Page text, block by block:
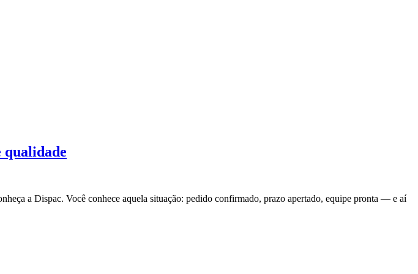
qualidade
a Dispac. Você conhece aquela situação: pedido confirmado, prazo apertado, equipe pronta — e aí